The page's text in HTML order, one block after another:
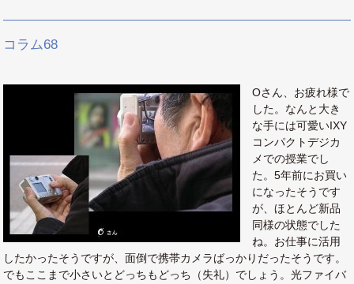
コラム68
Oさん、お疲れ様で
した。なんと大き
な手には可愛いIXY
コンパクトデジカ
メでの授業でし
た。5年前にお買い
になったそうです
が、ほとんど新品
同様の状態でした
ね。お仕事に活用
したかったそうですが、面倒で携帯カメラばっかりだったそうです。
でもここまで小さいとどっちもどっち（失礼）でしょう。光ファイバ